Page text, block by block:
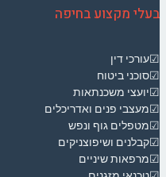
בעלי מקצוע בחיפה
☑עורכי דין
☑סוכני ביטוח
☑יועצי משכנתאות
☑מעצבי פנים ואדריכלים
☑מטפלים גוף ונפש
☑קבלנים ושיפוצניקים
☑מרפאות שיניים